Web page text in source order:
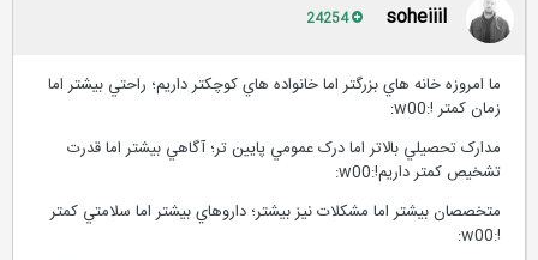
soheiiil
ما امروزه خانه­ هاي بزرگتر اما خانواده­ هاي کوچکتر داريم؛ راحتي بيشتر اما
زمان کمتر !:w00:
مدارک تحصيلي بالاتر اما درک عمومي پايين­ تر؛ آگاهي بيشتر اما قدرت
تشخيص کمتر داريم!:w00:
متخصصان بيشتر اما مشکلات نيز بيشتر؛ داروهاي بيشتر اما سلامتي کمتر